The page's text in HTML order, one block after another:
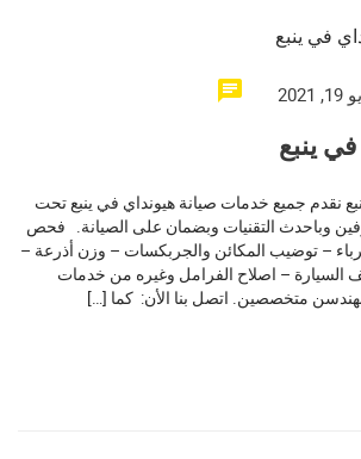
ينبع
نقدم جميع خدمات صيانة هيونداي في ينبع تحت
وباحدث التقنيات وبضمان على الصيانة. فحص
– توضيب المكائن والجربكسات – وزن أذرعة –
السيارة – اصلاح الفرامل وغيره من خدمات
متخصصين. اتصل بنا الأن: كما […]